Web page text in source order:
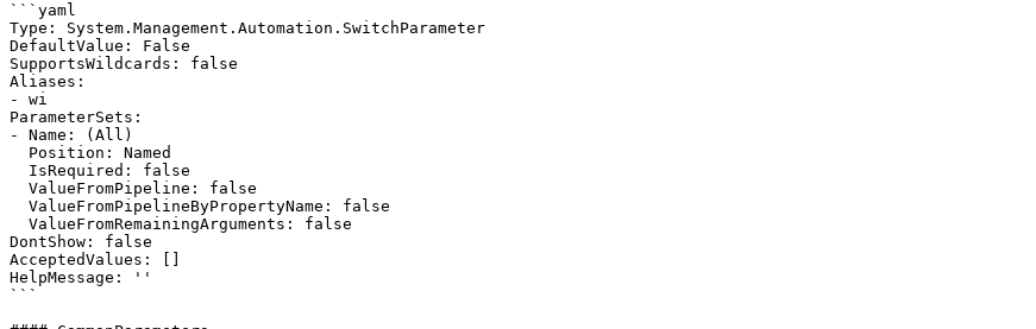
```yaml
Type: System.Management.Automation.SwitchParameter
DefaultValue: False
SupportsWildcards: false
Aliases:
- wi
ParameterSets:
- Name: (All)
DontShow: false
AcceptedValues: []
HelpMessage: ''
```